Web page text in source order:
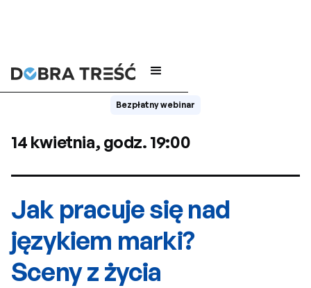
Bezpłatny webinar
14 kwietnia, godz. 19:00
Jak pracuje się nad
językiem marki?
Sceny z życia